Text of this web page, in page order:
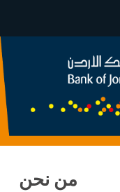
من نحن